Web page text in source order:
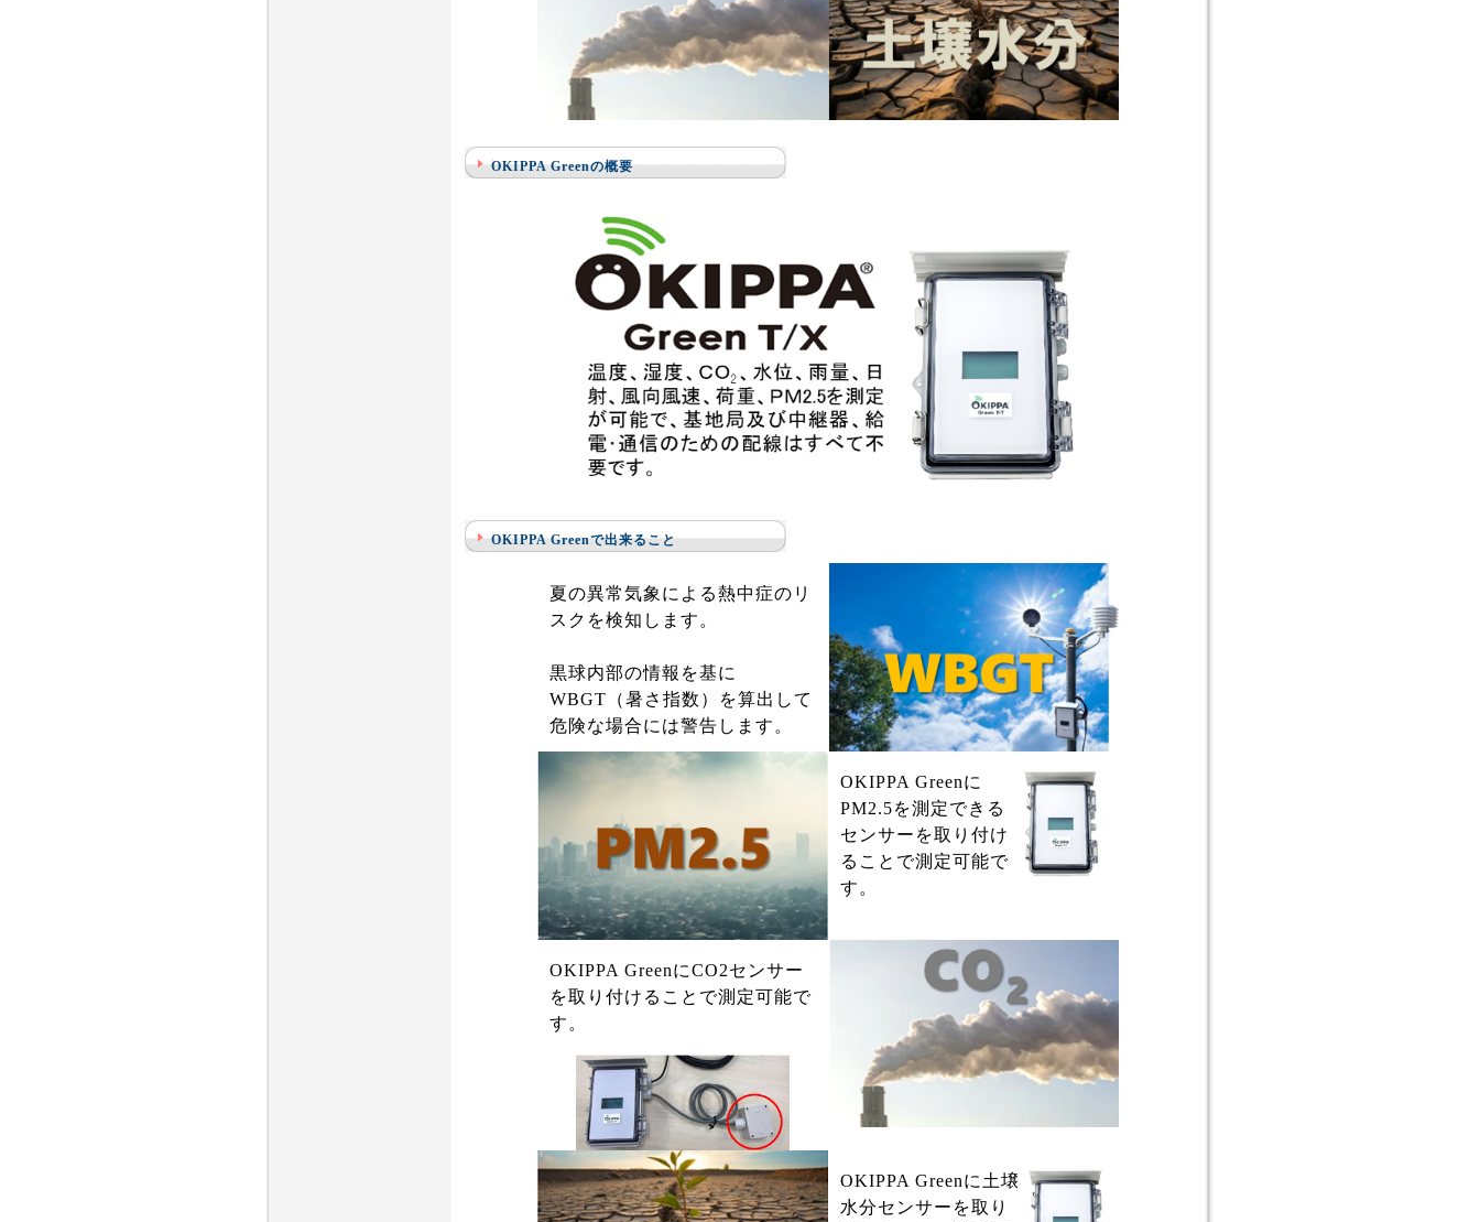
OKIPPA Greenの概要
OKIPPA Greenで出来ること
夏の異常気象による熱中症のリ
スクを検知します。
黒球内部の情報を基に
WBGT（暑さ指数）を算出して
危険な場合には警告します。
OKIPPA Greenに
PM2.5を測定できる
センサーを取り付け
ることで測定可能で
す。
OKIPPA GreenにCO2センサー
を取り付けることで測定可能で
す。
OKIPPA Greenに土壌
水分センサーを取り